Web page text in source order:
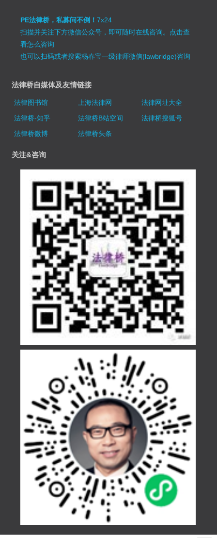
PE法律桥，私募问不倒！7x24
扫描并关注下方微信公众号，即可随时在线咨询。 点击查
看怎么咨询
也可以扫码或者搜索杨春宝一级律师微信(lawbridge)咨询
法律桥自媒体及友情链接
法律图书馆 上海法律网
法律网址大全
法律桥-知乎
法律桥B站空间
法律桥搜狐号
法律桥微博
法律桥头条
关注&咨询